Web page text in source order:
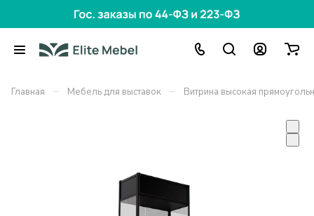
Главная – Мебель для выставок – Витрина высокая